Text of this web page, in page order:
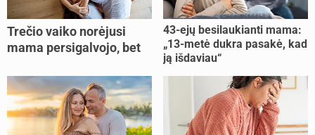
Trečio vaiko norėjusi
mama persigalvojo, bet
šoke“
43-ejų besilaukianti mama:
„13-metė dukra pasakė, kad
ją išdaviau“